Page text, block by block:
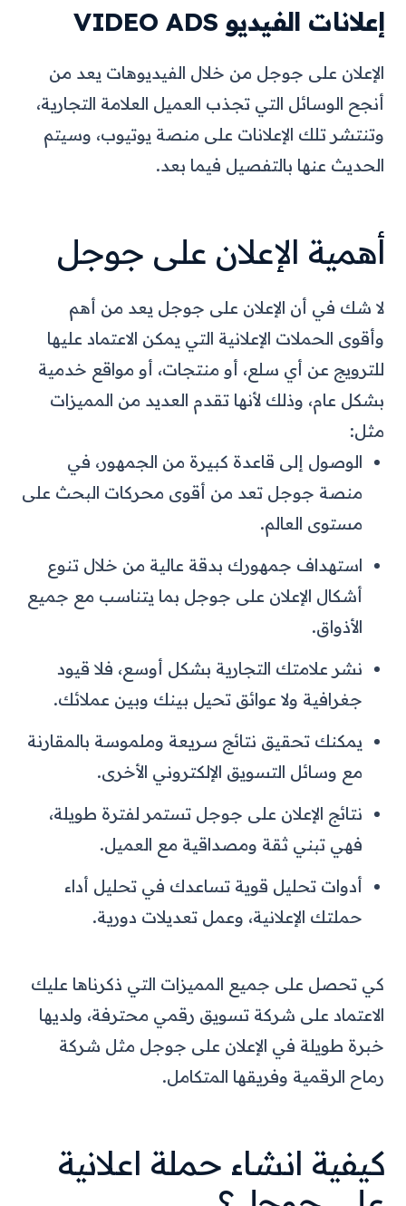
إعلانات الفيديو VIDEO ADS
الإعلان على جوجل من خلال الفيديوهات يعد من
أنجح الوسائل التي تجذب العميل العلامة التجارية،
وتنتشر تلك الإعلانات على منصة يوتيوب، وسيتم
الحديث عنها بالتفصيل فيما بعد.
أهمية الإعلان على جوجل
لا شك في أن الإعلان على جوجل يعد من أهم
وأقوى الحملات الإعلانية التي يمكن الاعتماد عليها
للترويج عن أي سلع، أو منتجات، أو مواقع خدمية
بشكل عام، وذلك لأنها تقدم العديد من المميزات
مثل:
الوصول إلى قاعدة كبيرة من الجمهور، في
منصة جوجل تعد من أقوى محركات البحث على
مستوى العالم.
استهداف جمهورك بدقة عالية من خلال تنوع
أشكال الإعلان على جوجل بما يتناسب مع جميع
الأذواق.
نشر علامتك التجارية بشكل أوسع، فلا قيود
جغرافية ولا عوائق تحيل بينك وبين عملائك.
يمكنك تحقيق نتائج سريعة وملموسة بالمقارنة
مع وسائل التسويق الإلكتروني الأخرى.
نتائج الإعلان على جوجل تستمر لفترة طويلة،
فهي تبني ثقة ومصداقية مع العميل.
أدوات تحليل قوية تساعدك في تحليل أداء
حملتك الإعلانية، وعمل تعديلات دورية.
كي تحصل على جميع المميزات التي ذكرناها عليك
الاعتماد على شركة تسويق رقمي محترفة، ولديها
خبرة طويلة في الإعلان على جوجل مثل شركة
رماح الرقمية وفريقها المتكامل.
كيفية انشاء حملة اعلانية